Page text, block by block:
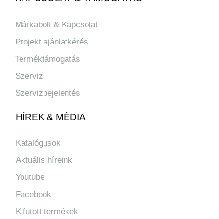
Márkabolt & Kapcsolat
Projekt ajánlatkérés
Terméktámogatás
Szerviz
Szervizbejelentés
HÍREK & MÉDIA
Katalógusok
Aktuális híreink
Youtube
Facebook
Kifutott termékek